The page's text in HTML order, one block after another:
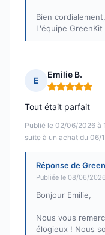
Bien cordialement,
L'équipe GreenKit
E
Emilie B.
Note : 5 sur 5
Publié le 02/06/2026 à
suite à un achat du 06/
Tout était parfait
Réponse de
Publiée le 08/06/2026
Bonjour Emilie,
Nous vous
élogieux ! Nous